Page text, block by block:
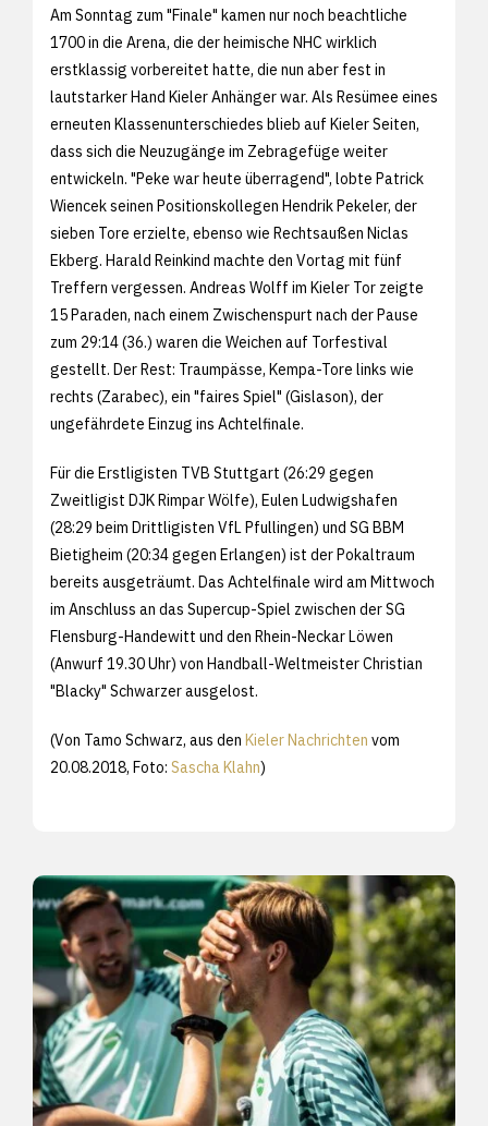
Am Sonntag zum "Finale" kamen nur noch beachtliche
1700 in die Arena, die der heimische NHC wirklich
erstklassig vorbereitet hatte, die nun aber fest in
lautstarker Hand Kieler Anhänger war. Als Resümee eines
erneuten Klassenunterschiedes blieb auf Kieler Seiten,
dass sich die Neuzugänge im Zebragefüge weiter
entwickeln. "Peke war heute überragend", lobte Patrick
Wiencek seinen Positionskollegen Hendrik Pekeler, der
sieben Tore erzielte, ebenso wie Rechtsaußen Niclas
Ekberg. Harald Reinkind machte den Vortag mit fünf
Treffern vergessen. Andreas Wolff im Kieler Tor zeigte
15 Paraden, nach einem Zwischenspurt nach der Pause
zum 29:14 (36.) waren die Weichen auf Torfestival
gestellt. Der Rest: Traumpässe, Kempa-Tore links wie
rechts (Zarabec), ein "faires Spiel" (Gislason), der
ungefährdete Einzug ins Achtelfinale.
Für die Erstligisten TVB Stuttgart (26:29 gegen
Zweitligist DJK Rimpar Wölfe), Eulen Ludwigshafen
(28:29 beim Drittligisten VfL Pfullingen) und SG BBM
Bietigheim (20:34 gegen Erlangen) ist der Pokaltraum
bereits ausgeträumt. Das Achtelfinale wird am Mittwoch
im Anschluss an das Supercup-Spiel zwischen der SG
Flensburg-Handewitt und den Rhein-Neckar Löwen
(Anwurf 19.30 Uhr) von Handball-Weltmeister Christian
"Blacky" Schwarzer ausgelost.
(Von Tamo Schwarz, aus den Kieler Nachrichten vom
20.08.2018, Foto: Sascha Klahn)